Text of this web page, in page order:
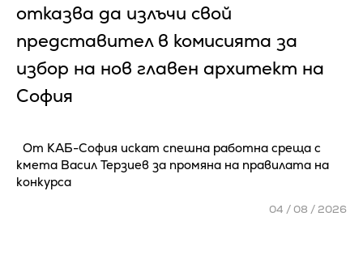
отказва да излъчи свой
представител в комисията за
избор на нов главен архитект на
София
От КАБ-София искат спешна работна среща с
кмета Васил Терзиев за промяна на правилата на
конкурса
04 / 08 / 2026